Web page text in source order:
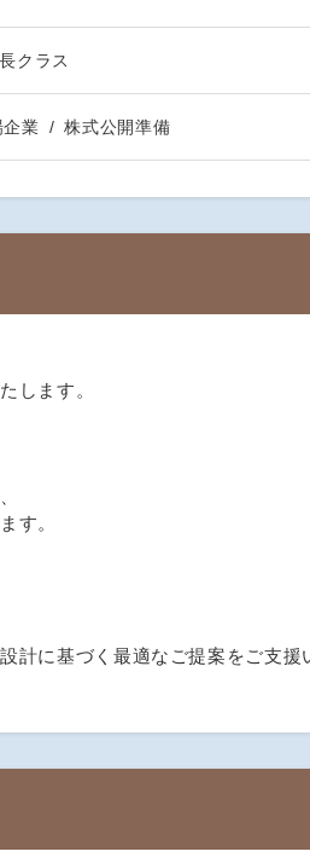
クラス
企業 株式公開準備
します。
す。
計に基づく最適なご提案をご支援